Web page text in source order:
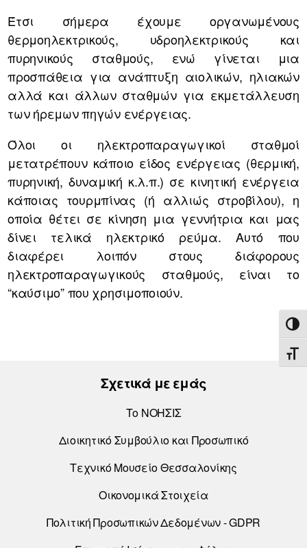
Έτσι σήμερα έχουμε οργανωμένους
θερμοηλεκτρικούς, υδροηλεκτρικούς και
πυρηνικούς σταθμούς, ενώ γίνεται μια
προσπάθεια για ανάπτυξη αιολικών, ηλιακών
αλλά και άλλων σταθμών για εκμετάλλευση
των ήρεμων πηγών ενέργειας.
Όλοι οι ηλεκτροπαραγωγικοί σταθμοί
μετατρέπουν κάποιο είδος ενέργειας (θερμική,
πυρηνική, δυναμική κ.λ.π.) σε κινητική ενέργεια
κάποιας τουρμπίνας (ή αλλιώς στροβίλου), η
οποία θέτει σε κίνηση μια γεννήτρια και μας
δίνει τελικά ηλεκτρικό ρεύμα. Αυτό που
διαφέρει λοιπόν στους διάφορους
ηλεκτροπαραγωγικούς σταθμούς, είναι το
“καύσιμο” που χρησιμοποιούν.
Σχετικά με εμάς
Το ΝΟΗΣΙΣ
Διοικητικό Συμβούλιο και Προσωπικό
Τεχνικό Μουσείο Θεσσαλονίκης
Οικονομικά Στοιχεία
Πολιτική Προσωπικών Δεδομένων - GDPR